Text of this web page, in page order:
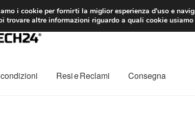
CONSEGNA da 7 EUR
Resi e Reclami Consegna
i cookie per fornirti la miglior esperienza d'uso e
trovare altre informazioni riguardo a quali cookie